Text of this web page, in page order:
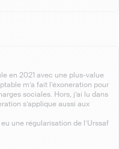
en 2021 avec une plus-value
m’a fait l’éxoneration pour
sociales. Hors, j’ai lu dans
s’applique aussi aux
une régularisation de l’Urssaf